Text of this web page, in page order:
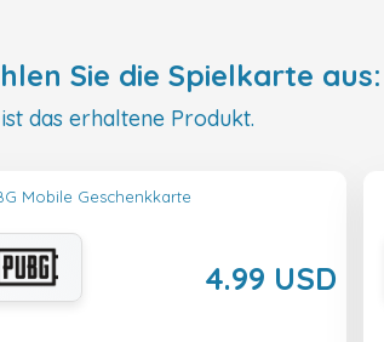
Sie die Spielkarte aus:
das erhaltene Produkt.
Mobile Geschenkkarte
4.99 USD